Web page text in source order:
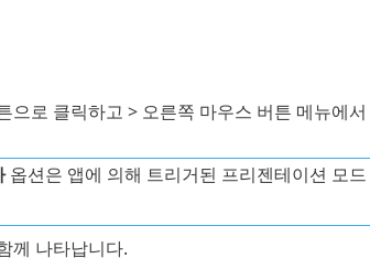
로 클릭하고 > 오른쪽 마우스 버튼 메뉴에서
옵션은 앱에 의해 트리거된 프리젠테이션 모
께 나타납니다.